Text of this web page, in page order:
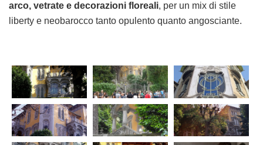
arco, vetrate e decorazioni floreali, per un mix di stile
liberty e neobarocco tanto opulento quanto angosciante.